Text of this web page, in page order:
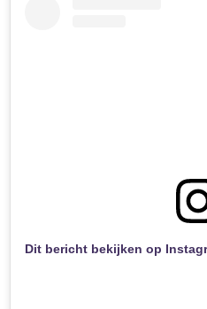
Dit bericht bekijken op